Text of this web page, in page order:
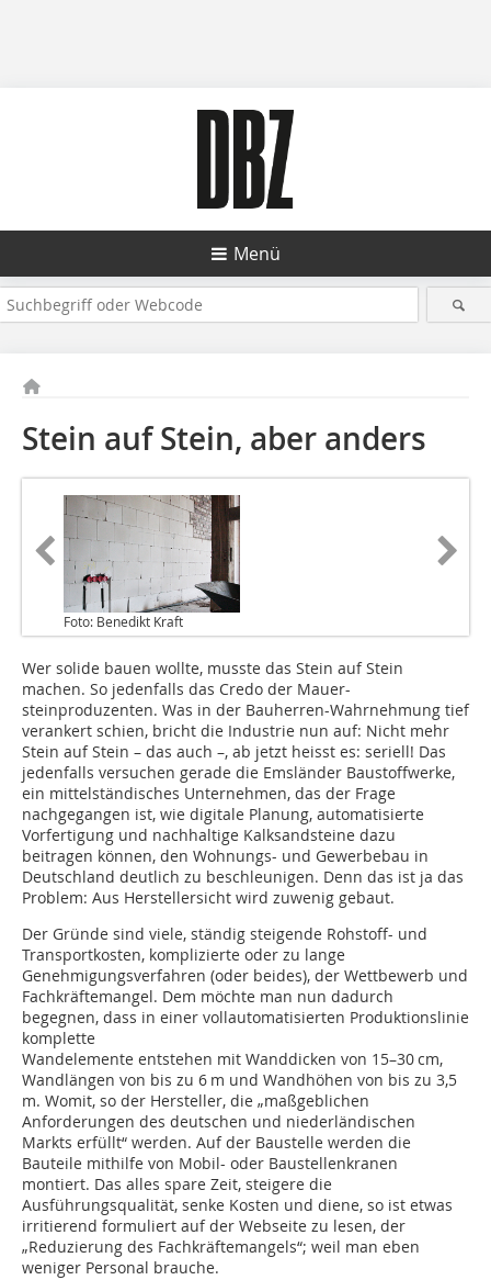
Menü
Stein auf Stein, aber anders
Foto: Benedikt Kraft
Wer solide bauen wollte, musste das Stein auf Stein
machen. So jedenfalls das Credo der Mauer-
steinproduzenten. Was in der Bauherren-Wahrnehmung tief
verankert schien, bricht die Industrie nun auf: Nicht mehr
Stein auf Stein – das auch –, ab jetzt heisst es: seriell! Das
jedenfalls ver­suchen gerade die Emsländer Baustoffwerke,
ein mittelständisches Unternehmen, das der Frage
nachgegangen ist, wie digitale Planung, automatisierte
Vorfertigung und nachhaltige Kalksandsteine dazu
beitragen können, den Wohnungs- und Gewerbebau in
Deutschland deutlich zu beschleunigen. Denn das ist ja das
Problem: Aus Herstellersicht wird zuwenig gebaut.
Der Gründe sind viele, ständig steigende Rohstoff- und
Transportkosten, komplizierte oder zu lange
Genehmigungsverfahren (oder beides), der Wettbewerb und
Fachkräftemangel. Dem möchte man nun dadurch
begegnen, dass in einer ­vollautomatisierten Produktionslinie
komplette
Wandelemente entstehen mit Wanddicken von 15–30 cm,
Wandlängen von bis zu 6 m und Wandhöhen von bis zu 3,5
m. Womit, so der Hersteller, die „maßgeblichen
Anforderungen des deutschen und niederländischen
Markts erfüllt“ werden. Auf der Baustelle werden die
Bauteile mithilfe von Mobil- oder Baustellenkranen
montiert. Das alles spare Zeit, steigere die
Ausführungsqualität, senke Kosten und diene, so ist etwas
irritierend formuliert auf der Webseite zu lesen, der
„Reduzierung des Fachkräftemangels“; weil man eben
weniger Personal brauche.